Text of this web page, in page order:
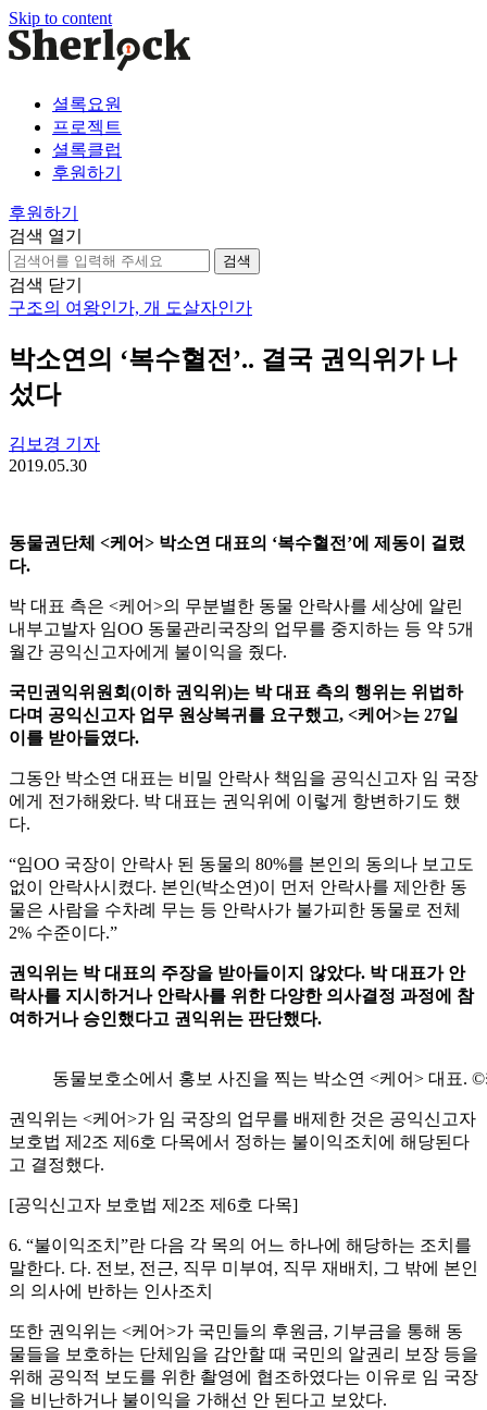
Skip to content
셜록요원
프로젝트
셜록클럽
후원하기
후원하기
검색 열기
검
색:
검색 닫기
구조의 여왕인가, 개 도살자인가
박소연의 ‘복수혈전’.. 결국 권익위가 나
섰다
김보경 기자
2019.05.30
동물권단체 <케어> 박소연 대표의 ‘복수혈전’에 제동이 걸렸
다.
박 대표 측은 <케어>의 무분별한 동물 안락사를 세상에 알린
내부고발자 임OO 동물관리국장의 업무를 중지하는 등 약 5개
월간 공익신고자에게 불이익을 줬다.
국민권익위원회(이하 권익위)는 박 대표 측의 행위는 위법하
다며 공익신고자 업무 원상복귀를 요구했고, <케어>는 27일
이를 받아들였다.
그동안 박소연 대표는 비밀 안락사 책임을 공익신고자 임 국장
에게 전가해왔다. 박 대표는 권익위에 이렇게 항변하기도 했
다.
“임OO 국장이 안락사 된 동물의 80%를 본인의 동의나 보고도
없이 안락사시켰다. 본인(박소연)이 먼저 안락사를 제안한 동
물은 사람을 수차례 무는 등 안락사가 불가피한 동물로 전체
2% 수준이다.”
권익위는 박 대표의 주장을 받아들이지 않았다. 박 대표가 안
락사를 지시하거나 안락사를 위한 다양한 의사결정 과정에 참
여하거나 승인했다고 권익위는 판단했다.
동물보호소에서 홍보 사진을 찍는 박소연 <케어> 대표.
권익위는 <케어>가 임 국장의 업무를 배제한 것은 공익신고자
보호법 제2조 제6호 다목에서 정하는 불이익조치에 해당된다
고 결정했다.
[공익신고자 보호법 제2조 제6호 다목]
6. “불이익조치”란 다음 각 목의 어느 하나에 해당하는 조치를
말한다. 다. 전보, 전근, 직무 미부여, 직무 재배치, 그 밖에 본인
의 의사에 반하는 인사조치
또한 권익위는 <케어>가 국민들의 후원금, 기부금을 통해 동
물들을 보호하는 단체임을 감안할 때 국민의 알권리 보장 등을
위해 공익적 보도를 위한 촬영에 협조하였다는 이유로 임 국장
을 비난하거나 불이익을 가해선 안 된다고 보았다.